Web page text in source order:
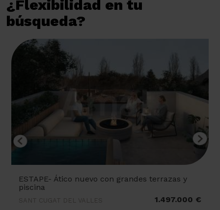
¿Flexibilidad en tu
búsqueda?
ESTAPE- Ático nuevo con grandes terrazas y
piscina
SANT CUGAT DEL VALLES 1.497.000 €